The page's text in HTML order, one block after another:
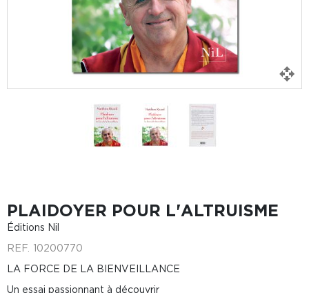
PLAIDOYER POUR L'ALTRUISME
Éditions Nil
REF. 10200770
LA FORCE DE LA BIENVEILLANCE
Un essai passionnant à découvrir